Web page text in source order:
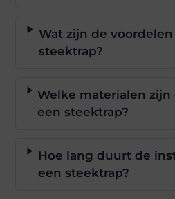
Wat zijn de voordelen
steektrap?
Welke materialen
een steektrap?
Hoe lang duurt de
een steektrap?